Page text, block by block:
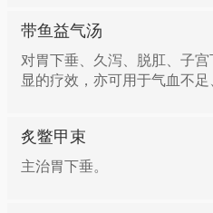
带鱼益气汤
对胃下垂、久泻、脱肛、子
显的疗效，亦可用于气血不足
炙鳖甲束
主治胃下垂。